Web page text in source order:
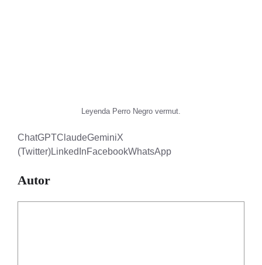
Leyenda Perro Negro vermut.
ChatGPTClaudeGeminiX
(Twitter)LinkedInFacebookWhatsApp
Autor